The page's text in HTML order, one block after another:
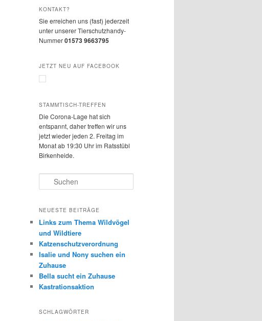
KONTAKT?
Sie erreichen uns (fast) jederzeit
unter unserer Tierschutzhandy-
Nummer01573 9663795
JETZT NEU AUF FACEBOOK
STAMMTISCH-TREFFEN
Die Corona-Lage hat sich
entspannt, daher treffen wir uns
jetzt wiederjeden 2. Freitag im
Monat ab 19:30 Uhr im Ratsstübl
Birkenheide.
u
h
n
NEUESTE BEITRÄGE
Links zum Thema Wildvögel
und Wildtiere
Katzenschutzverordnung
Isalie und Nony suchen ein
Zuhause
Bella sucht ein Zuhause
Kastrationsaktion
SCHLAGWÖRTER